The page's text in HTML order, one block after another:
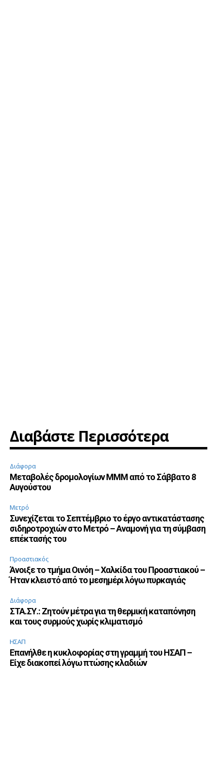
Διαβάστε Περισσότερα
Διάφορα
Μεταβολές δρομολογίων ΜΜΜ από το Σάββατο 8
Αυγούστου
Μετρό
Συνεχίζεται το Σεπτέμβριο το έργο αντικατάστασης
σιδηροτροχιών στο Μετρό – Αναμονή για τη σύμβαση
επέκτασής του
Προαστιακός
Άνοιξε το τμήμα Οινόη – Χαλκίδα του Προαστιακού –
Ήταν κλειστό από το μεσημέρι λόγω πυρκαγιάς
Διάφορα
ΣΤΑ.ΣΥ.: Ζητούν μέτρα για τη θερμική καταπόνηση
και τους συρμούς χωρίς κλιματισμό
ΗΣΑΠ
Επανήλθε η κυκλοφορίας στη γραμμή του ΗΣΑΠ –
Είχε διακοπεί λόγω πτώσης κλαδιών